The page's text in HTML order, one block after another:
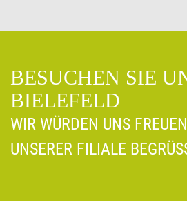
BESUCHEN SIE
BIELEFELD
WIR WÜRDEN UNS
UNSERER FILIALE